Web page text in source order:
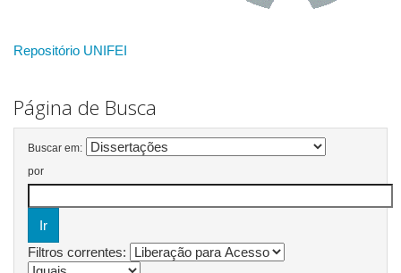
Repositório UNIFEI
Página de Busca
Buscar em:
por
Filtros correntes: